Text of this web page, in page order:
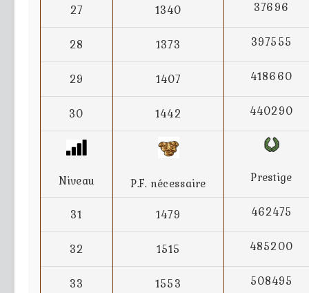
27 1340 37696
28 1373 397555
29 1407 418660
30 1442 440290
Niveau P.F. nécessaire Prestige
31 1479 462475
32 1515 485200
33 1553 508495